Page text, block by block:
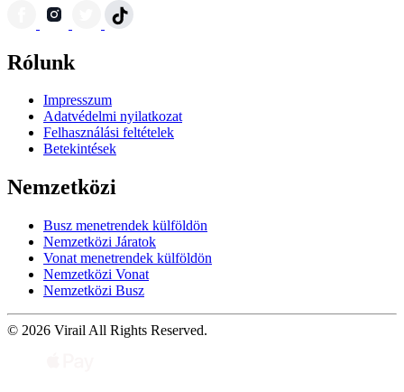
Rólunk
Impresszum
Adatvédelmi nyilatkozat
Felhasználási feltételek
Betekintések
Nemzetközi
Busz menetrendek külföldön
Nemzetközi Járatok
Vonat menetrendek külföldön
Nemzetközi Vonat
Nemzetközi Busz
© 2026 Virail All Rights Reserved.